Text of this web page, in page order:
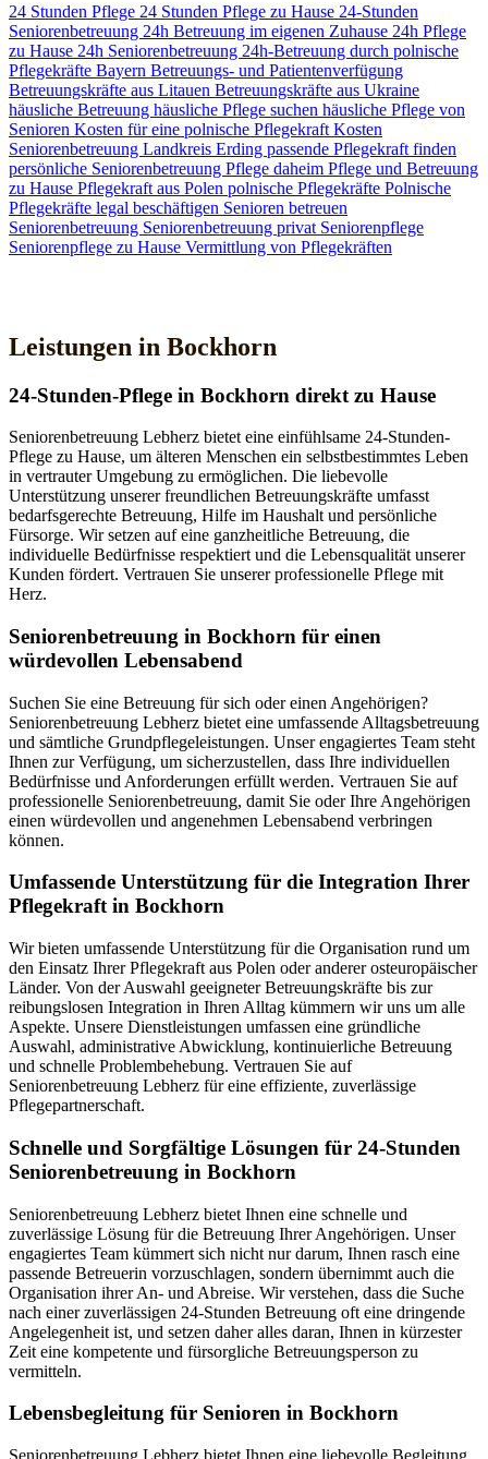
24 Stunden Pflege 24 Stunden Pflege zu Hause 24-Stunden
Seniorenbetreuung 24h Betreuung im eigenen Zuhause 24h Pflege
zu Hause 24h Seniorenbetreuung 24h-Betreuung durch polnische
Pflegekräfte Bayern Betreuungs- und Patientenverfügung
Betreuungskräfte aus Litauen Betreuungskräfte aus Ukraine
häusliche Betreuung häusliche Pflege suchen häusliche Pflege von
Senioren Kosten für eine polnische Pflegekraft Kosten
Seniorenbetreuung Landkreis Erding passende Pflegekraft finden
persönliche Seniorenbetreuung Pflege daheim Pflege und Betreuung
zu Hause Pflegekraft aus Polen polnische Pflegekräfte Polnische
Pflegekräfte legal beschäftigen Senioren betreuen
Seniorenbetreuung Seniorenbetreuung privat Seniorenpflege
Seniorenpflege zu Hause Vermittlung von Pflegekräften
Leistungen in Bockhorn
24-Stunden-Pflege in Bockhorn direkt zu Hause
Seniorenbetreuung Lebherz bietet eine einfühlsame 24-Stunden-
Pflege zu Hause, um älteren Menschen ein selbstbestimmtes Leben
in vertrauter Umgebung zu ermöglichen. Die liebevolle
Unterstützung unserer freundlichen Betreuungskräfte umfasst
bedarfsgerechte Betreuung, Hilfe im Haushalt und persönliche
Fürsorge. Wir setzen auf eine ganzheitliche Betreuung, die
individuelle Bedürfnisse respektiert und die Lebensqualität unserer
Kunden fördert. Vertrauen Sie unserer professionelle Pflege mit
Herz.
Senioren­betreuung in Bockhorn für einen
würdevollen Lebensabend
Suchen Sie eine Betreuung für sich oder einen Angehörigen?
Seniorenbetreuung Lebherz bietet eine umfassende Alltagsbetreuung
und sämtliche Grundpflegeleistungen. Unser engagiertes Team steht
Ihnen zur Verfügung, um sicherzustellen, dass Ihre individuellen
Bedürfnisse und Anforderungen erfüllt werden. Vertrauen Sie auf
professionelle Seniorenbetreuung, damit Sie oder Ihre Angehörigen
einen würdevollen und angenehmen Lebensabend verbringen
können.
Umfassende Unterstützung für die Integration Ihrer
Pflegekraft in Bockhorn
Wir bieten umfassende Unterstützung für die Organisation rund um
den Einsatz Ihrer Pflegekraft aus Polen oder anderer osteuropäischer
Länder. Von der Auswahl geeigneter Betreuungskräfte bis zur
reibungslosen Integration in Ihren Alltag kümmern wir uns um alle
Aspekte. Unsere Dienstleistungen umfassen eine gründliche
Auswahl, administrative Abwicklung, kontinuierliche Betreuung
und schnelle Problembehebung. Vertrauen Sie auf
Seniorenbetreuung Lebherz für eine effiziente, zuverlässige
Pflegepartnerschaft.
Schnelle und Sorgfältige Lösungen für 24-Stunden
Seniorenbetreuung in Bockhorn
Seniorenbetreuung Lebherz bietet Ihnen eine schnelle und
zuverlässige Lösung für die Betreuung Ihrer Angehörigen. Unser
engagiertes Team kümmert sich nicht nur darum, Ihnen rasch eine
passende Betreuerin vorzuschlagen, sondern übernimmt auch die
Organisation ihrer An- und Abreise. Wir verstehen, dass die Suche
nach einer zuverlässigen 24-Stunden Betreuung oft eine dringende
Angelegenheit ist, und setzen daher alles daran, Ihnen in kürzester
Zeit eine kompetente und fürsorgliche Betreuungsperson zu
vermitteln.
Lebensbegleitung für Senioren in Bockhorn
Seniorenbetreuung Lebherz bietet Ihnen eine liebevolle Begleitung